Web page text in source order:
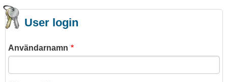
User login
Användarnamn